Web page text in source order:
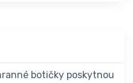
botičky poskytnou